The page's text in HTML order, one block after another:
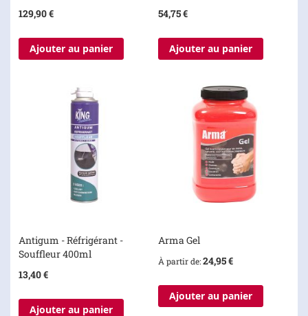
129,90 €
Ajouter au panier
54,75 €
Ajouter au panier
Antigum - Réfrigérant -
Souffleur 400ml
13,40 €
Ajouter au panier
Arma Gel
À partir de 24,95 €
Ajouter au panier